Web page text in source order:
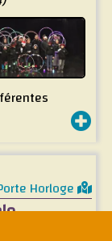
la rue... et
Horloge